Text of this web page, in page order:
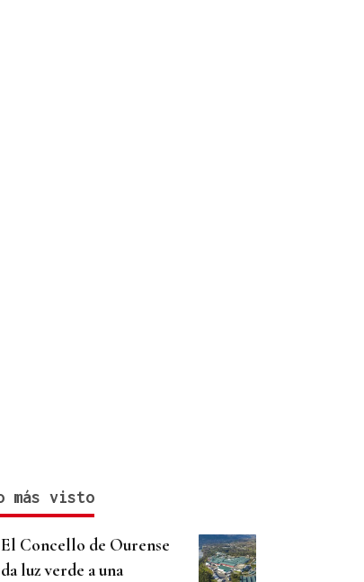
más visto
El Concello de Ourense
da luz verde a una